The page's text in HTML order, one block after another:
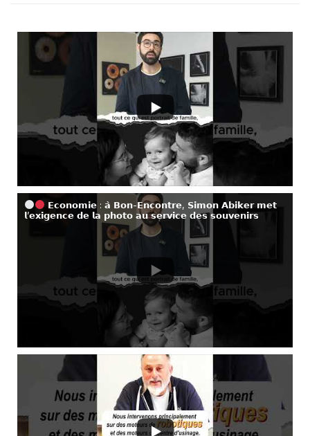
𝗘𝗰𝗼𝗻𝗼𝗺𝗶𝗲 : 𝗮̀ 𝗕𝗼𝗻-𝗘𝗻𝗰𝗼𝗻𝘁𝗿𝗲, 𝗦𝗶𝗺𝗼𝗻 𝗔𝗯𝗶𝗸𝗲𝗿 𝗺𝗲𝘁
𝗹’𝗲𝘅𝗶𝗴𝗲𝗻𝗰𝗲 𝗱𝗲 𝗹𝗮 𝗽𝗵𝗼𝘁𝗼 𝗮𝘂 𝘀𝗲𝗿𝘃𝗶𝗰𝗲 𝗱𝗲𝘀 𝘀𝗼𝘂𝘃𝗲𝗻𝗶𝗿𝘀